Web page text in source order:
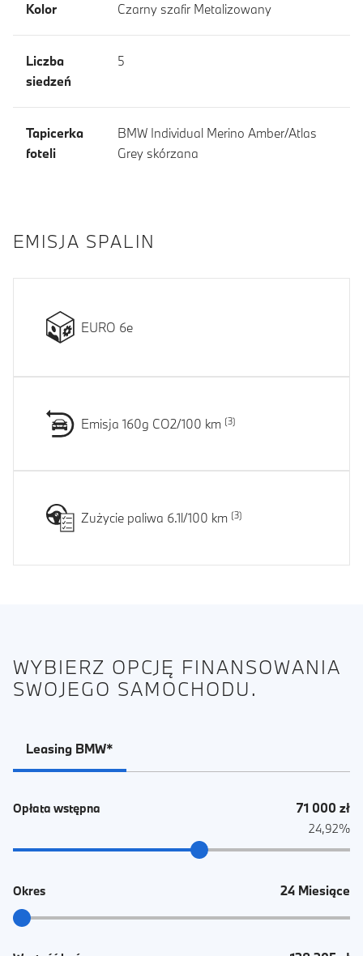
Kolor Czarny szafir Metalizowany
Liczba
siedzeń
5
Tapicerka
foteli
BMW Individual Merino Amber/Atlas
Grey skórzana
EMISJA SPALIN
EURO 6e
Emisja 160g CO2/100 km
Zużycie paliwa 6.1l/100 km
WYBIERZ OPCJĘ FINANSOWANIA
SWOJEGO SAMOCHODU.
Leasing BMW*
Opłata wstępna 71 000 zł
24,92%
Okres 24 Miesiące